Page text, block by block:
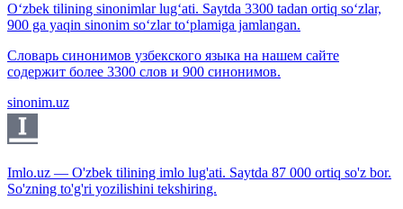
O‘zbek tilining sinonimlar lug‘ati. Saytda 3300 tadan ortiq so‘zlar,
900 ga yaqin sinonim so‘zlar to‘plamiga jamlangan.
Словарь синонимов узбекского языка на нашем сайте
содержит более 3300 слов и 900 синонимов.
sinonim.uz
Imlo.uz — O'zbek tilining imlo lug'ati. Saytda 87 000 ortiq so'z bor.
So'zning to'g'ri yozilishini tekshiring.